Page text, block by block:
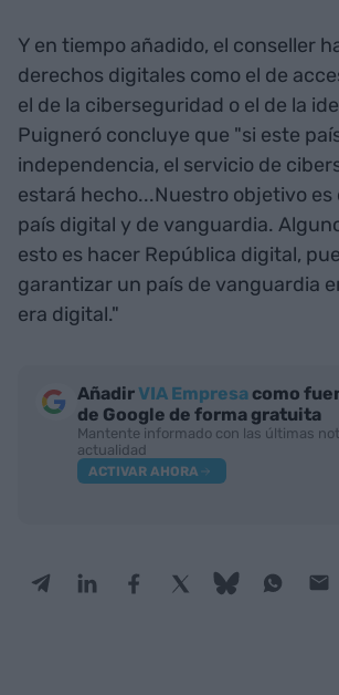
Y en tiempo añadido, el conseller
derechos digitales como el de
el de la ciberseguridad o el de la
Puigneró concluye que "si este
independencia, el servicio de
estará hecho...Nuestro objetivo es
país digital y de vanguardia.
esto es hacer República digital,
garantizar un país de vanguardia
era digital."
AñadirVIA Empresa como
de Google de forma gratuita
Mantente informado con las últimas
actualidad
ACTIVAR AHORA